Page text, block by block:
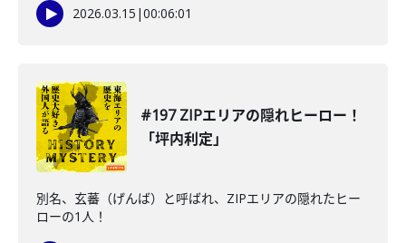
2026.03.15 |00:06:01
#197 ZIPエリアの隠れヒーロー！
「坪内利定」
別名、玄蕃（げんば）と呼ばれ、ZIPエリアの隠れたヒー
ローの1人！